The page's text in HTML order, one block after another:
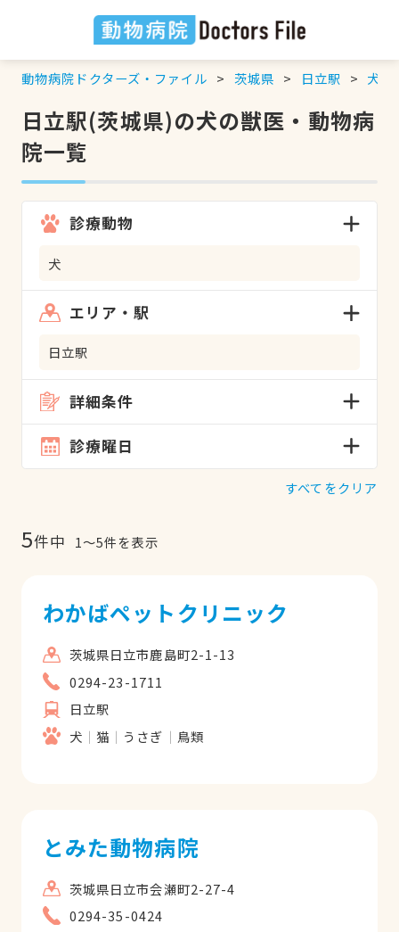
動物病院ドクターズ・ファイル 茨城県 日立駅 犬
日立駅(茨城県)の犬の獣医・動物病
院一覧
診療動物
犬
エリア・駅
日立駅
詳細条件
診療曜日
すべてをクリア
5件中 1〜5件を表示
わかばペットクリニック
茨城県日立市鹿島町2-1-13
0294-23-1711
日立駅
犬
猫 うさぎ 鳥類
とみた動物病院
茨城県日立市会瀬町2-27-4
0294-35-0424